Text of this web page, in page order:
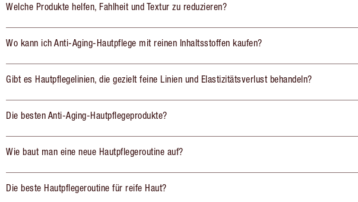
Welche Produkte helfen, Fahlheit und Textur zu reduzieren?
Wo kann ich Anti-Aging-Hautpflege mit reinen Inhaltsstoffen kaufen?
Gibt es Hautpflegelinien, die gezielt feine Linien und Elastizitätsverlust behandeln?
Die besten Anti-Aging-Hautpflegeprodukte?
Wie baut man eine neue Hautpflegeroutine auf?
Die beste Hautpflegeroutine für reife Haut?